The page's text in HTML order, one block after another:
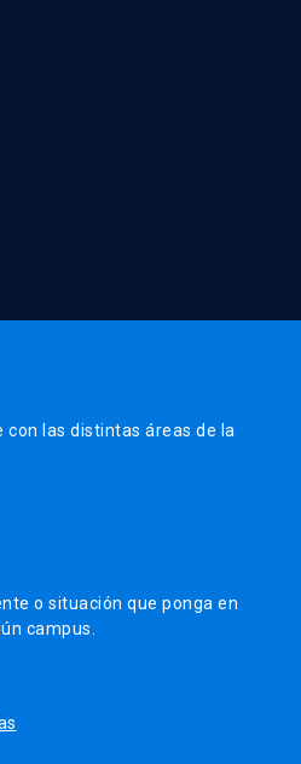
las distintas áreas de la
o situación que ponga en
campus.